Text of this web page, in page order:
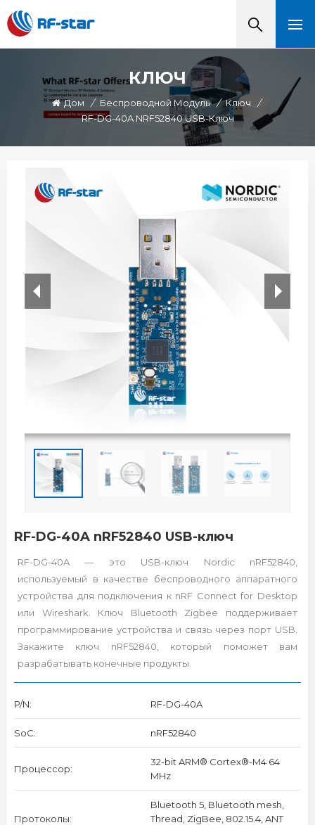
КЛЮЧ
Дом / Беспроводной Модуль / Ключ
/
RF-DG-40A NRF52840 USB-Ключ
RF-DG-40A nRF52840 USB-ключ
RF-DG-40A — это USB-ключ Nordic nRF52840,
используемый в качестве беспроводного аппаратного
устройства для подключения к nRF Connect for Desktop
или Wireshark. Ключ Bluetooth Zigbee поддерживает
программирование устройства и связь через порт USB.
Закажите ключ nRF52840, который поможет вам
разрабатывать конечные продукты.
P/N: RF-DG-40A
SoC: nRF52840
Процессор:
32-bit ARM® Cortex®-M4 64
MHz
Протоколы:
Bluetooth 5, Bluetooth mesh,
Thread, ZigBee, 802.15.4, ANT